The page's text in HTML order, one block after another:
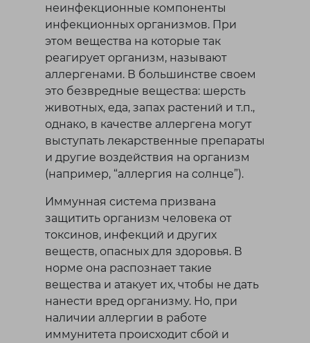
неинфекционные компоненты
инфекционных организмов. При
этом вещества на которые так
реагирует организм, называют
аллергенами. В большинстве своем
это безвредные вещества: шерсть
животных, еда, запах растений и т.п.,
однако, в качестве аллергена могут
выступать лекарственные препараты
и другие воздействия на организм
(например, “аллергия на солнце”).
Иммунная система призвана
защитить организм человека от
токсинов, инфекций и других
веществ, опасных для здоровья. В
норме она распознает такие
вещества и атакует их, чтобы не дать
нанести вред организму. Но, при
наличии аллергии в работе
иммунитета происходит сбой и
Талдыкорган
Тараз
Темиртау
Туркестанская область
Уральск
Чунджа
Ш
Шахтинск
Шымкент